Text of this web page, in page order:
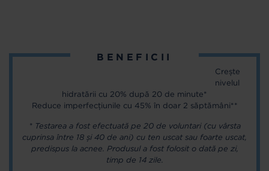
BENEFICII
Crește
nivelul
hidratării cu 20% după 20 de minute*
Reduce imperfecțiunile cu 45% în doar 2 săptămâni**
* Testarea a fost efectuată pe 20 de voluntari (cu vârsta
cuprinsa între 18 și 40 de ani) cu ten uscat sau foarte uscat,
predispus la acnee. Produsul a fost folosit o dată pe zi,
timp de 14 zile.